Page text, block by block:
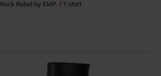
Rock Rebel by EMP T-shirt